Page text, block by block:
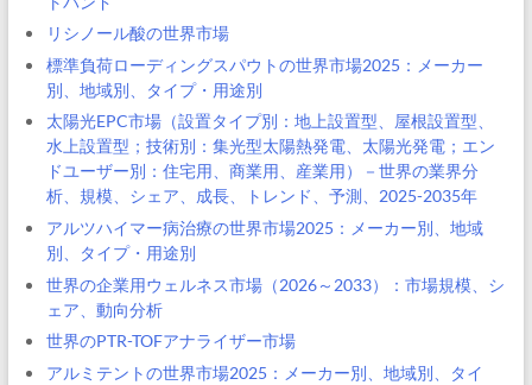
リシノール酸の世界市場
標準負荷ローディングスパウトの世界市場2025：メーカー
別、地域別、タイプ・用途別
太陽光EPC市場（設置タイプ別：地上設置型、屋根設置型、
水上設置型；技術別：集光型太陽熱発電、太陽光発電；エン
ドユーザー別：住宅用、商業用、産業用）－世界の業界分
析、規模、シェア、成長、トレンド、予測、2025-2035年
アルツハイマー病治療の世界市場2025：メーカー別、地域
別、タイプ・用途別
世界の企業用ウェルネス市場（2026～2033）：市場規模、シ
ェア、動向分析
世界のPTR-TOFアナライザー市場
アルミテントの世界市場2025：メーカー別、地域別、タイ